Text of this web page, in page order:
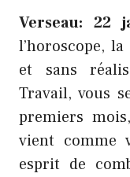
Verseau: 22
l’horoscope,
et sans
Travail, vous
premiers
vient comme
esprit de